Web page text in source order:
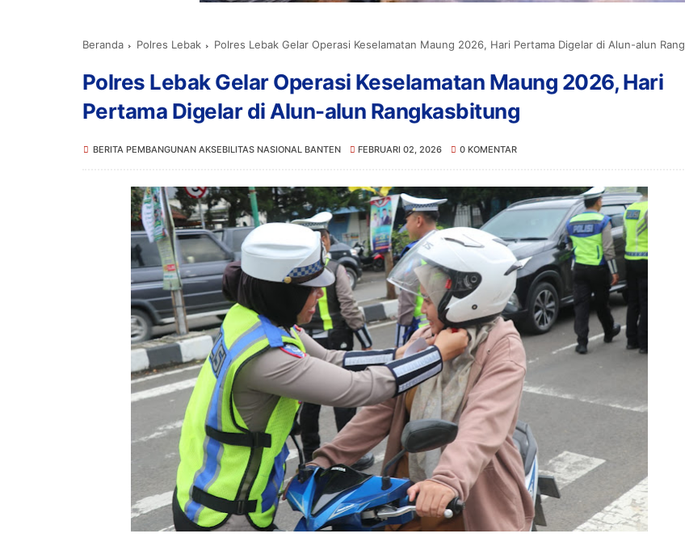
Beranda Polres Lebak Polres Lebak Gelar Operasi Keselamatan Maung 2026, Hari Pertama Digelar di Alun-alun Rangkasbitung
Polres Lebak Gelar Operasi Keselamatan Maung 2026, Hari
Pertama Digelar di Alun-alun Rangkasbitung
BERITA PEMBANGUNAN AKSEBILITAS NASIONAL BANTEN FEBRUARI 02, 2026 0 KOMENTAR